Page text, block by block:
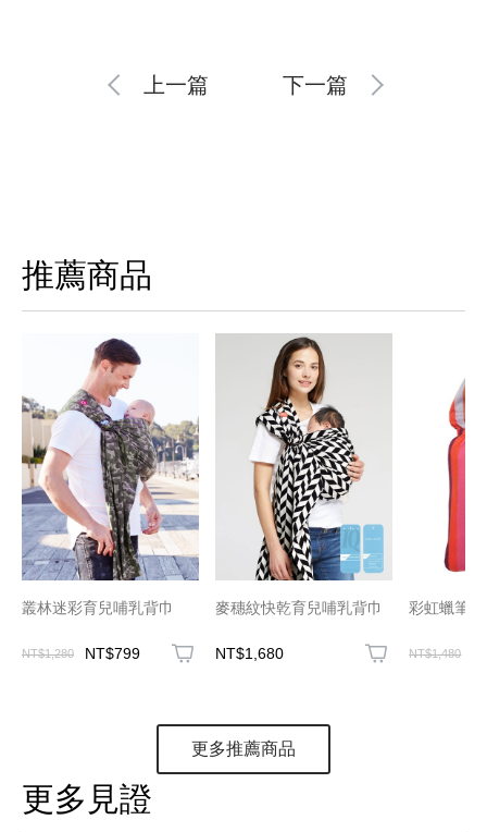
上一篇 下一篇
推薦商品
叢林迷彩育兒哺乳背巾
NT$1,280 NT$799
麥穗紋快乾育兒哺乳背巾
NT$1,680
彩虹蠟筆
NT$1,480
更多推薦商品
更多見證